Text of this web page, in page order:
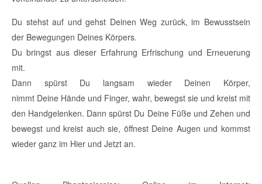
Du stehst auf und gehst Deinen Weg zurück, im Bewusstsein
der Bewegungen Deines Körpers.
Du bringst aus dieser Erfahrung Erfrischung und Erneuerung
mit.
Dann spürst Du langsam wieder Deinen Körper,
nimmt Deine Hände und Finger, wahr, bewegst sie und kreist mit
den Handgelenken. Dann spürst Du Deine Füße und Zehen und
bewegst und kreist auch sie, öffnest Deine Augen und kommst
wieder ganz im Hier und Jetzt an.